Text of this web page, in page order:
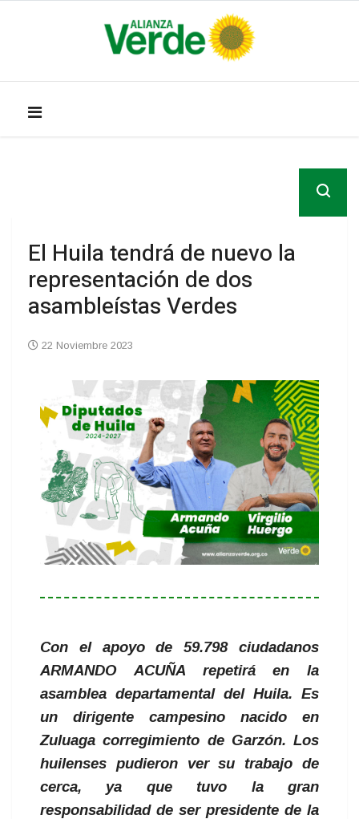
El Huila tendrá de nuevo la
representación de dos
asambleístas Verdes
22 Noviembre 2023
Con el apoyo de 59.798 ciudadanos
ARMANDO ACUÑA repetirá en la
asamblea departamental del Huila. Es
un dirigente campesino nacido en
Zuluaga corregimiento de Garzón. Los
huilenses pudieron ver su trabajo de
cerca, ya que tuvo la gran
responsabilidad de ser presidente de la